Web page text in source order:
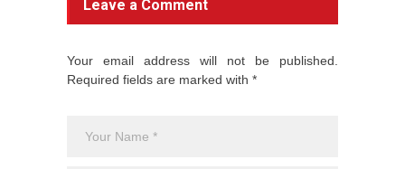
Leave a Comment
Your email address will not be published.
Required fields are marked with *